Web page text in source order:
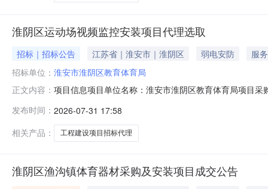
淮阴区运动场视频监控安装项目代理选取
招标｜招标公告 江苏省｜淮安市｜淮阴区 弱电安防
服务
招标单位： 淮安市淮阴区教育体育局
正文内容： 项目信息项目单位名称：淮安市淮阴区教育体育局项目
务事项名称资质要求资质等级1其他类工程建设项目招标
有资质：是报名时是否需要上传项
发布时间： 2026-07-31 17:58
相关产品：
工程建设项目招标代理
淮阴区渔沟镇体育器材采购及安装项目成交公告